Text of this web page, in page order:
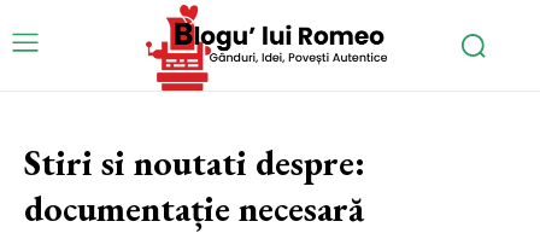
Stiri si noutati despre:
documentație necesară